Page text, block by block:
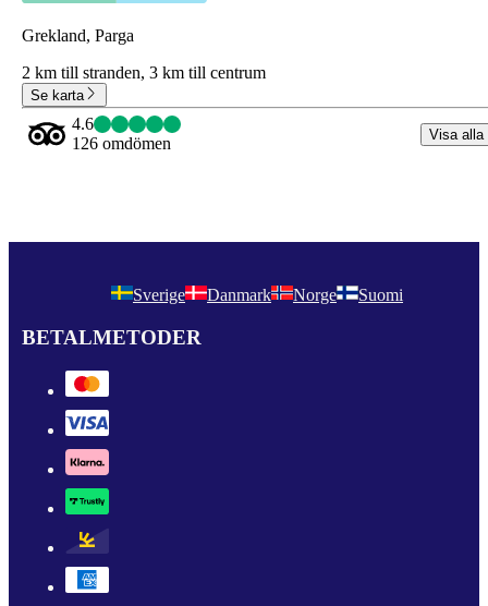
Grekland, Parga
2 km till stranden, 3 km till centrum
Se karta
4.6
126 omdömen
Visa alla
Sverige Danmark Norge Suomi
BETALMETODER